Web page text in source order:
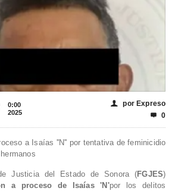
0:00
2025
👤 por Expreso
 0
a Isaías ''N'' por tentativa de feminicidio
Justicia del Estado de Sonora (FGJES)
a proceso de Isaías 'N'por los delitos